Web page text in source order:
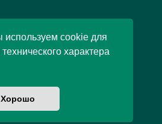
cookie для
характера
Хорошо
При любом